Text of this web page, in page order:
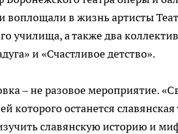
воплощали в жизнь артисты
училища, а также два
и «Счастливое детство».
– не разовое мероприятие.
которого останется славянская
славянскую историю и